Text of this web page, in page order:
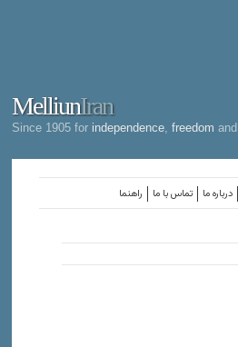
MelliunIran
Since 1905 for independence freedom and
راهنما تماس با ما درباره ما